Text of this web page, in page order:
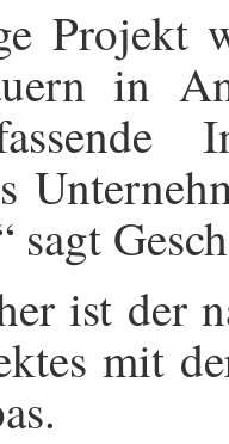
Projekt
in
ist der
mit